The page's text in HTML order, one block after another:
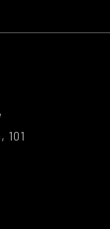
101